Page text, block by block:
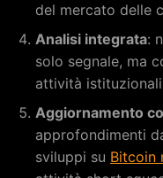
del mercato delle
Analisi integrata:
solo segnale, ma
attività
Aggiornamento
approfondimenti
sviluppi su Bitcoin